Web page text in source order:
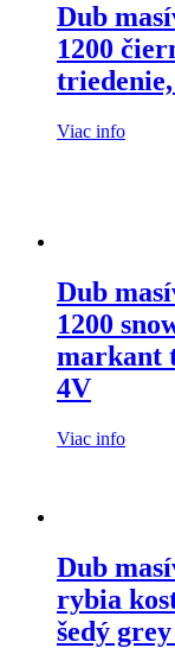
Dub
1200
Viac info
Dub
1200
markant
4V
Viac info
Dub
rybia
šedý